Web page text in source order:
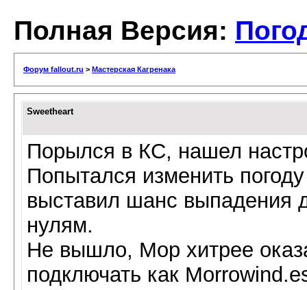
Полная Версия:
Форум fallout.ru > Мастерская Кагренака
Sweetheart
Порылся в КС, нашел
Попытался изменить
выставил шанс выпадения
нулям.
Не вышло, Мор хитрее
подключать как